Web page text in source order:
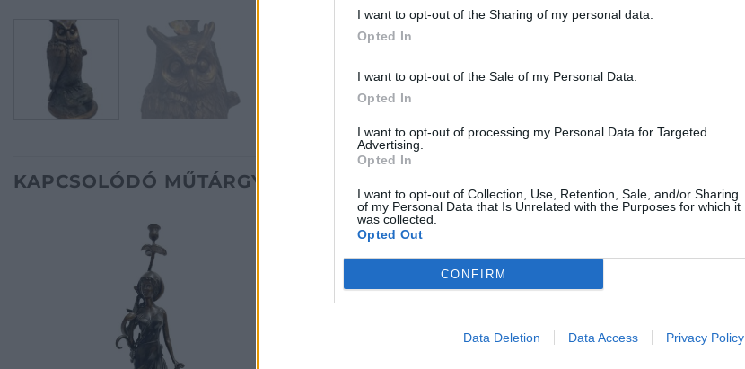
I want to opt-out of the Sharing of my personal data.
Opted In
I want to opt-out of the Sale of my Personal Data.
Opted In
I want to opt-out of processing my Personal Data for Targeted
Advertising.
Opted In
I want to opt-out of Collection, Use, Retention, Sale, and/or Sharing
of my Personal Data that Is Unrelated with the Purposes for which it
was collected.
Opted Out
CONFIRM
Data Deletion Data Access Privacy Policy
KAPCSOLÓDÓ MŰTÁRGYAK